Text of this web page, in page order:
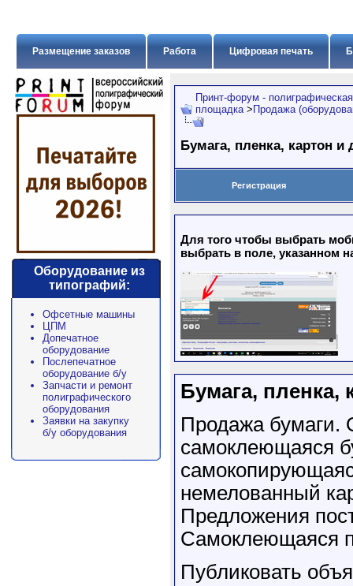
Цифровая печать
Работа
Размещение заказов
Оборудование из
типографий:
Офсетные машины
ЦПМ
Допечатное
оборудование
Послепечатное
оборудование б/у
Запчасти и ремонт
полиграфического
оборудования
Заявки на закупку
б/у оборудования
Принт-форум -
площадка > Продажа
Бумага, пленка, картон и
Регистрация
Для того чтобы выбрать
выбрать в поле, указанном
Бумага, пленка,
Продажа бумаги.
самоклеющаяся
немелованный
Предложения
Самоклеющаяся
Публиковать